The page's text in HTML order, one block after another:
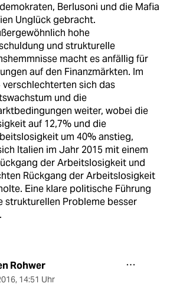
Berlusoni und die Mafia
Unglück gebracht.
hohe
und strukturelle
macht es anfällig für
auf den Finanzmärkten. Im
verschlechterten sich das
und die
weiter, wobei die
auf 12,7% und die
um 40% anstieg,
Italien im Jahr 2015 mit einem
der Arbeitslosigkeit und
Rückgang der Arbeitslosigkeit
Eine klare politische Führung
strukturellen Probleme besser
Rohwer
, 14:51 Uhr